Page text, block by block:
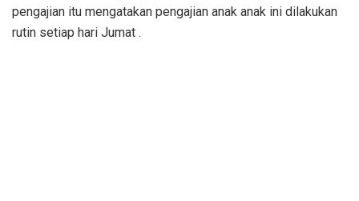
pengajian itu mengatakan pengajian anak anak ini dilakukan
rutin setiap hari Jumat .